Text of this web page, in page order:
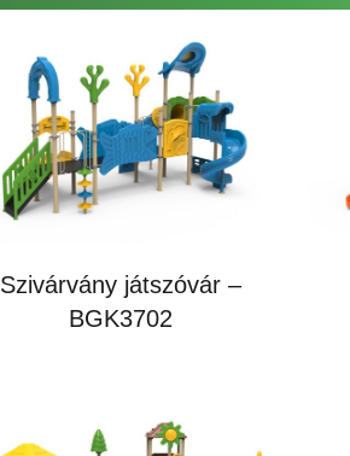
Szivárvány játszóvár –
BGK3702